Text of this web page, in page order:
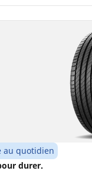
au quotidien
durer.